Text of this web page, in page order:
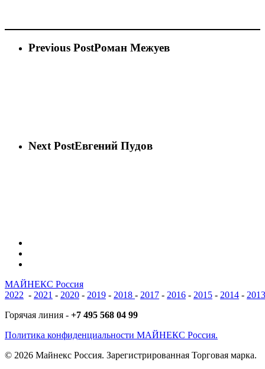
Previous PostРоман Межуев
Next PostЕвгений Пудов
МАЙНЕКС Россия
2022 - 2021 - 2020 - 2019 - 2018 - 2017 - 2016 - 2015 - 2014 - 2013
Горячая линия - +7 495 568 04 99
Политика конфиденциальности МАЙНЕКС Россия.
© 2026 Майнекс Россия. Зарегистрированная Торговая марка.